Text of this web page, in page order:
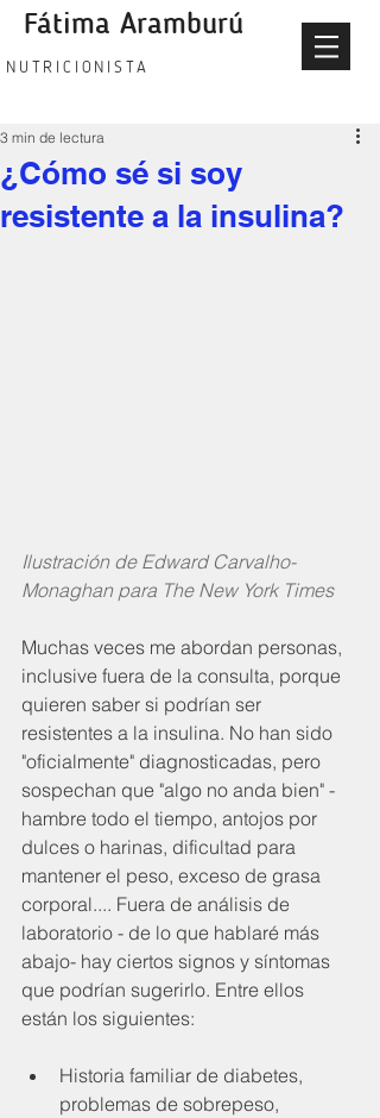
fatima aramburu nutricionista
Fátima Aramburú
NUTRICIONISTA
¿Cómo sé si soy
resistente a la insulina?
3 min de lectura
Ilustración de Edward Carvalho-
Monaghan para The New York Times
Muchas veces me abordan personas,
inclusive fuera de la consulta, porque
quieren saber si podrían ser
resistentes a la insulina. No han sido
"oficialmente" diagnosticadas, pero
sospechan que "algo no anda bien" -
hambre todo el tiempo, antojos por
dulces o harinas, dificultad para
mantener el peso, exceso de grasa
corporal.... Fuera de análisis de
laboratorio - de lo que hablaré más
abajo- hay ciertos signos y síntomas
que podrían sugerirlo. Entre ellos
están los siguientes:
Historia familiar de diabetes,
problemas de sobrepeso,